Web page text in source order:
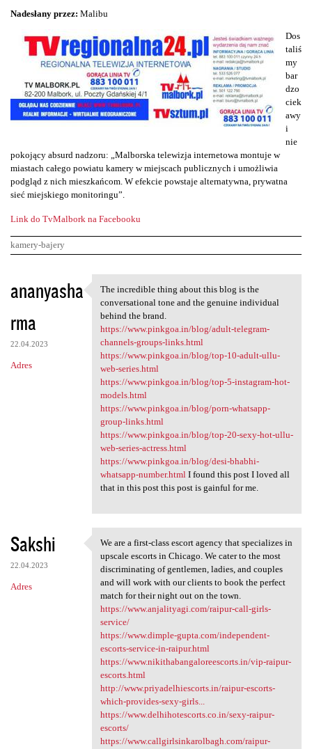
Nadesłany przez: Malibu
Dos
taliś
my
bar
dzo
ciek
awy
i
nie
pokojący absurd nadzoru: „Malborska telewizja internetowa montuje w
miastach całego powiatu kamery w miejscach publicznych i umożliwia
podgląd z nich mieszkańcom. W efekcie powstaje alternatywna, prywatna
sieć miejskiego monitoringu”.
Link do TvMalbork na Facebooku
kamery-bajery
K
o
m
e
n
ananyasha
rma
22.04.2023
Adres
The incredible thing about
The incredible thing about this blog is the
conversational tone and the genuine individual
behind the brand.
https://www.pinkgoa.in/blog/adult-telegram-
channels-groups-links.html
https://www.pinkgoa.in/blog/top-10-adult-ullu-
web-series.html
https://www.pinkgoa.in/blog/top-5-instagram-hot-
models.html
https://www.pinkgoa.in/blog/porn-whatsapp-
group-links.html
https://www.pinkgoa.in/blog/top-20-sexy-hot-ullu-
web-series-actress.html
https://www.pinkgoa.in/blog/desi-bhabhi-
whatsapp-number.htmlI found this post I loved all
that in this post this post is gainful for me.
Sakshi
22.04.2023
Adres
We are a first-class escort
We are a first-class escort agency that specializes in
upscale escorts in Chicago. We cater to the most
discriminating of gentlemen, ladies, and couples
and will work with our clients to book the perfect
match for their night out on the town.
https://www.anjalityagi.com/raipur-call-girls-
service/
https://www.dimple-gupta.com/independent-
escorts-service-in-raipur.html
https://www.nikithabangaloreescorts.in/vip-raipur-
escorts.html
http://www.priyadelhiescorts.in/raipur-escorts-
which-provides-sexy-girls...
https://www.delhihotescorts.co.in/sexy-raipur-
escorts/
https://www.callgirlsinkarolbagh.com/raipur-